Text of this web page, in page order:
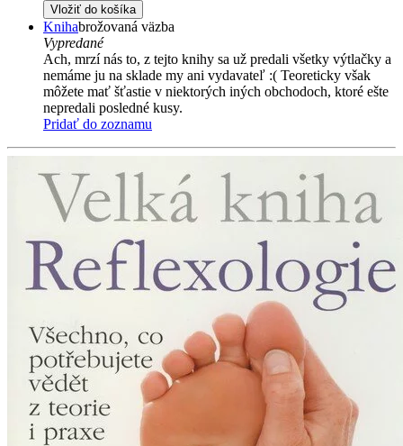
Vložiť do košíka
Knihabrožovaná väzba
Vypredané
Ach, mrzí nás to, z tejto knihy sa už predali všetky výtlačky a
nemáme ju na sklade my ani vydavateľ :( Teoreticky však
môžete mať šťastie v niektorých iných obchodoch, ktoré ešte
nepredali posledné kusy.
Pridať do zoznamu